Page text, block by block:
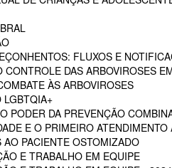
FLUXOS E
CONTROLE DAS ARBOVIROSES
ÀS ARBOVIROSES
LGBTQIA+
PODER DA PREVENÇÃO
E O PRIMEIRO
PACIENTE OSTOMIZADO
E TRABALHO EM EQUIPE